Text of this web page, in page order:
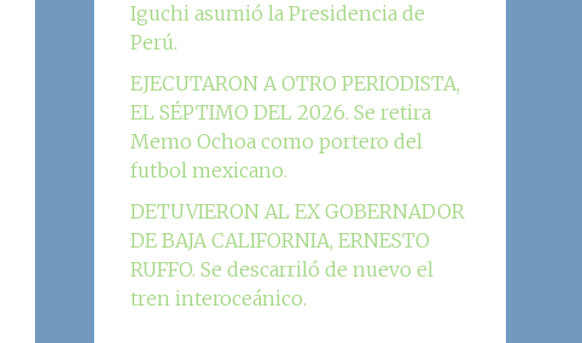
Iguchi asumió la Presidencia de
Perú.
EJECUTARON A OTRO PERIODISTA,
EL SÉPTIMO DEL 2026. Se retira
Memo Ochoa como portero del
futbol mexicano.
DETUVIERON AL EX GOBERNADOR
DE BAJA CALIFORNIA, ERNESTO
RUFFO. Se descarriló de nuevo el
tren interoceánico.